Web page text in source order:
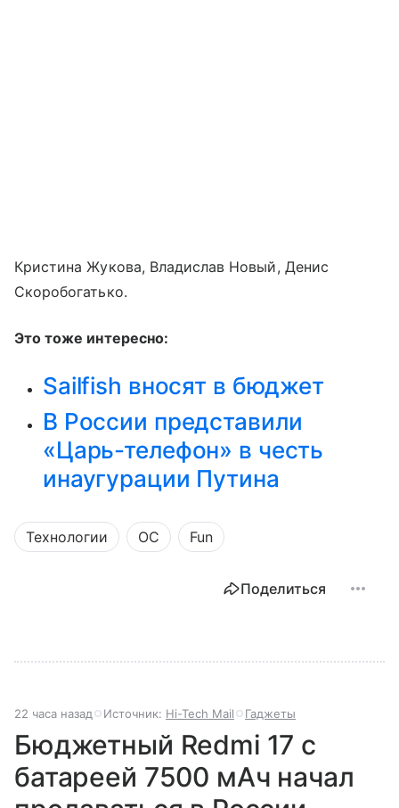
Кристина Жукова, Владислав Новый, Денис
Скоробогатько.
Это тоже интересно:
Sailfish вносят в бюджет
В России представили
«Царь-телефон» в честь
инаугурации Путина
Технологии ОС Fun
Поделиться
22 часа назад Источник: Hi-Tech Mail Гаджеты
Бюджетный Redmi 17 с
батареей 7500 мАч начал